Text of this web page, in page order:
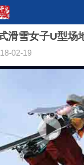
滑雪女子U型场
02-19